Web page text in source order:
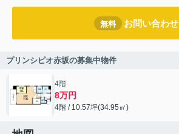
無料 お問い合わせ
プリンシピオ赤坂の募集中物件
4階
8万円
4階 / 10.57坪(34.95㎡)